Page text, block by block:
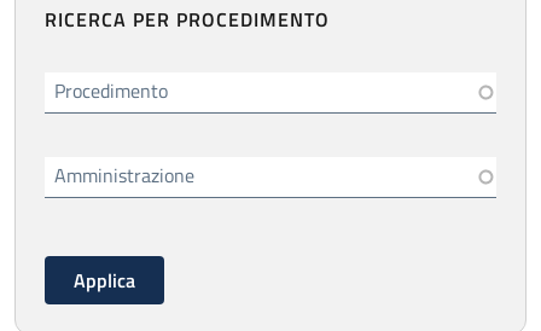
RICERCA PER PROCEDIMENTO
Procedimento
Amministrazione